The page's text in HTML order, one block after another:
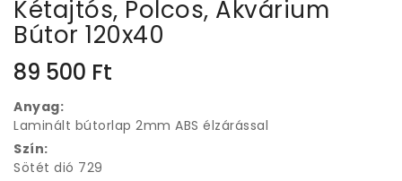
Kétajtós, Polcos, Akvárium
Bútor 120x40
89 500 Ft
Anyag:
Laminált bútorlap 2mm ABS élzárással
Szín:
Sötét dió 729